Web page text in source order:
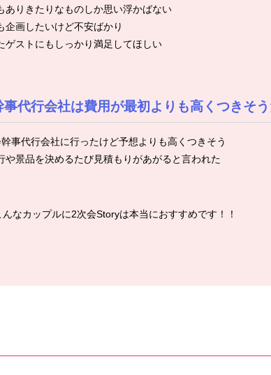
ありきたりなものしか思い浮かばない
企画したいけど不安ばかり
ゲストにもしっかり満足してほしい
代行会社は費用が最初よりも高くつきそ
事代行会社に行ったけど予想よりも高くつきそう
や景品を決めるたび見積もりがあがると言われた
んなカップルに2次会Storyは本当におすすめです！！